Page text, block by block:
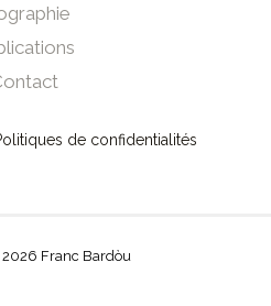
de confidentialités
Franc Bardòu